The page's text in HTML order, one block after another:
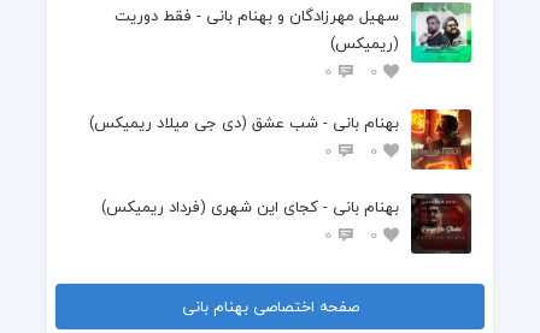
سهیل مهرزادگان و بهنام بانی - فقط دوریت
(ریمیکس)
0
0
بهنام بانی - شب عشق (دی جی میلاد ریمیکس)
0
0
بهنام بانی - کجای این شهری (فرداد ریمیکس)
0
0
صفحه اختصاصی بهنام بانی